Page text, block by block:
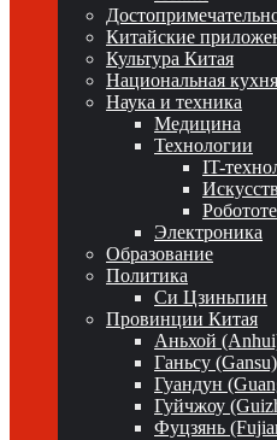
Китайские
Культура Китая
Национальная кухня
Наука и техника
Медицина
Технологии
IT-
Электроника
Образование
Политика
Си Цзиньпин
Провинции Китая
Аньхой
Ганьсу (Gansu)
Гуандун
Гуйчжоу
Фуцзянь